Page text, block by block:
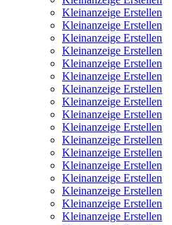
Kleinanzeige Erstellen
Kleinanzeige Erstellen
Kleinanzeige Erstellen
Kleinanzeige Erstellen
Kleinanzeige Erstellen
Kleinanzeige Erstellen
Kleinanzeige Erstellen
Kleinanzeige Erstellen
Kleinanzeige Erstellen
Kleinanzeige Erstellen
Kleinanzeige Erstellen
Kleinanzeige Erstellen
Kleinanzeige Erstellen
Kleinanzeige Erstellen
Kleinanzeige Erstellen
Kleinanzeige Erstellen
Kleinanzeige Erstellen